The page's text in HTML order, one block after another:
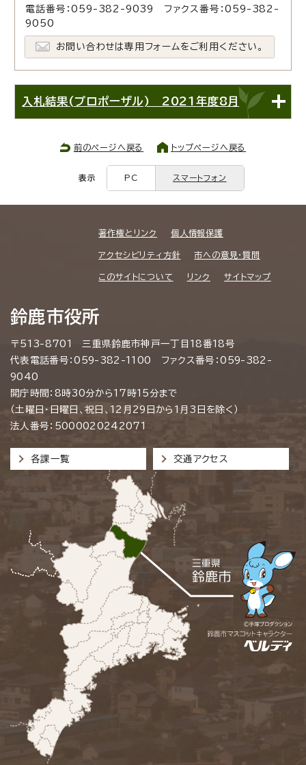
電話番号：059-382-9039 ファクス番号：059-382-
9050
お問い合わせは専用フォームをご利用ください。
入札結果(プロポーザル) 2021年度8月
前のページへ戻る トップページへ戻る
表示 PC スマートフォン
著作権とリンク 個人情報保護
アクセシビリティ方針 市への意見・質問
このサイトについて リンク サイトマップ
鈴鹿市役所
〒513-8701 三重県鈴鹿市神戸一丁目18番18号
代表電話番号：059-382-1100 ファクス番号：059-382-
9040
開庁時間：8時30分から17時15分まで
（土曜日・日曜日、祝日、12月29日から1月3日を除く）
法人番号：5000020242071
各課一覧 交通アクセス